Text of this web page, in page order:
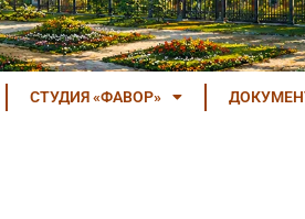
СТУДИЯ «ФАВОР»